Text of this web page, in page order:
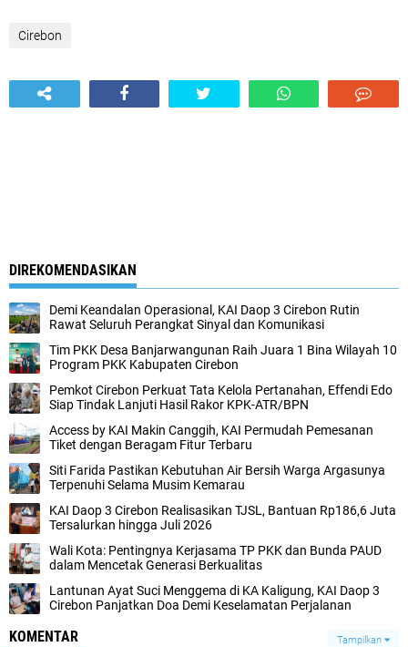
Cirebon
DIREKOMENDASIKAN
Demi Keandalan Operasional, KAI Daop 3 Cirebon Rutin
Rawat Seluruh Perangkat Sinyal dan Komunikasi
Tim PKK Desa Banjarwangunan Raih Juara 1 Bina Wilayah 10
Program PKK Kabupaten Cirebon
Pemkot Cirebon Perkuat Tata Kelola Pertanahan, Effendi Edo
Siap Tindak Lanjuti Hasil Rakor KPK-ATR/BPN
Access by KAI Makin Canggih, KAI Permudah Pemesanan
Tiket dengan Beragam Fitur Terbaru
Siti Farida Pastikan Kebutuhan Air Bersih Warga Argasunya
Terpenuhi Selama Musim Kemarau
KAI Daop 3 Cirebon Realisasikan TJSL, Bantuan Rp186,6 Juta
Tersalurkan hingga Juli 2026
Wali Kota: Pentingnya Kerjasama TP PKK dan Bunda PAUD
dalam Mencetak Generasi Berkualitas
Lantunan Ayat Suci Menggema di KA Kaligung, KAI Daop 3
Cirebon Panjatkan Doa Demi Keselamatan Perjalanan
KOMENTAR Tampilkan